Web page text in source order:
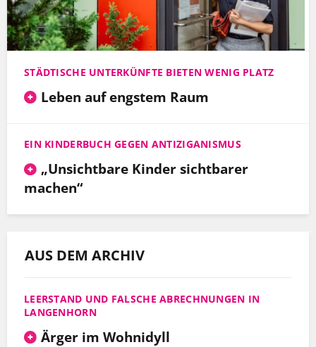
STÄDTISCHE UNTERKÜNFTE BIETEN WENIG PLATZ
Leben auf engstem Raum
EIN KINDERBUCH GEGEN ANTIZIGANISMUS
„Unsichtbare Kinder sichtbarer
machen“
AUS DEM ARCHIV
LEERSTAND UND FALSCHE ABRECHNUNGEN IN
LANGENHORN
Ärger im Wohnidyll